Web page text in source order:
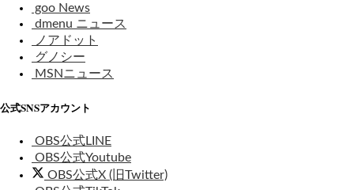
goo News
dmenu ニュース
ノアドット
グノシー
MSNニュース
公式SNSアカウント
OBS公式LINE
OBS公式Youtube
OBS公式X (旧Twitter)